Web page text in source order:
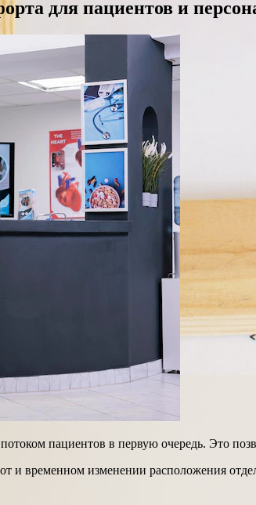
для пациентов и
пациентов в первую очередь. Это
и временном изменении расположения